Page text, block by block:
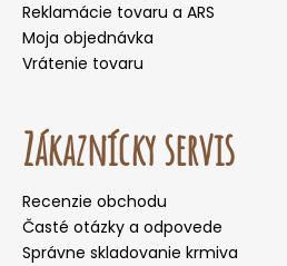
Reklamácie tovaru a ARS
Moja objednávka
Vrátenie tovaru
Zákaznícky servis
Recenzie obchodu
Časté otázky a odpovede
Správne skladovanie krmiva